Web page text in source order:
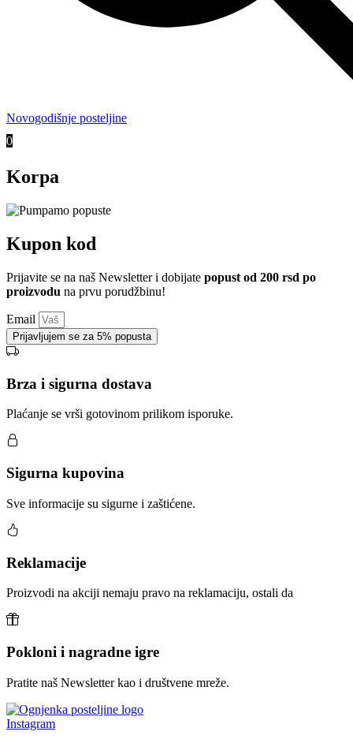
Novogodišnje posteljine
0
Korpa
Kupon kod
Prijavite se na naš Newsletter i dobijate popust od 200 rsd po
proizvodu na prvu porudžbinu!
Email
Prijavljujem se za 5% popusta
Brza i sigurna dostava
Plaćanje se vrši gotovinom prilikom isporuke.
Sigurna kupovina
Sve informacije su sigurne i zaštićene.
Reklamacije
Proizvodi na akciji nemaju pravo na reklamaciju, ostali da
Pokloni i nagradne igre
Pratite naš Newsletter kao i društvene mreže.
Instagram